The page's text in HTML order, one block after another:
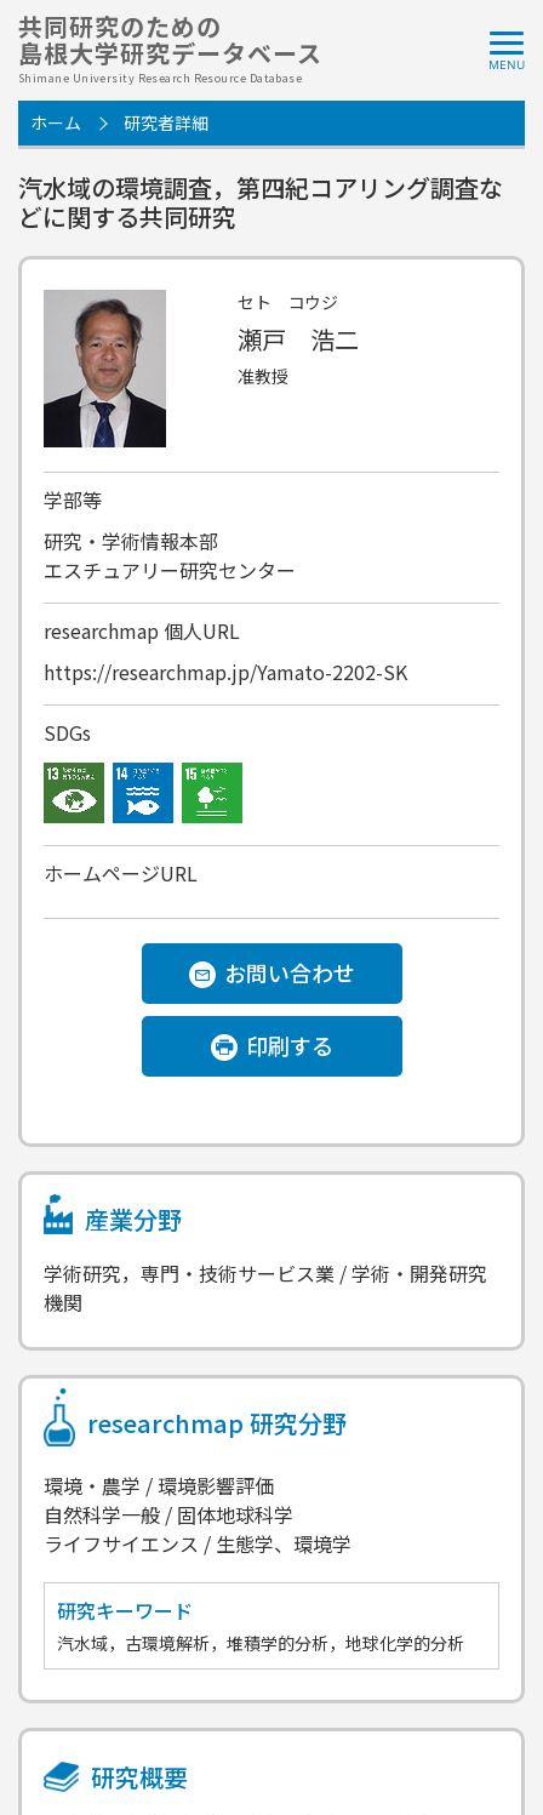
共同研究のための
島根大学研究データベース
Shimane University Research Resource Database
ホーム 研究者詳細
汽水域の環境調査，第四紀コアリング調査な
どに関する共同研究
セト コウジ
瀬戸 浩二
准教授
学部等
研究・学術情報本部
エスチュアリー研究センター
researchmap 個人URL
https://researchmap.jp/Yamato-2202-SK
SDGs
ホームページURL
お問い合わせ
印刷する
産業分野
学術研究，専門・技術サービス業 / 学術・開発研究
機関
researchmap 研究分野
環境・農学 / 環境影響評価
自然科学一般 / 固体地球科学
ライフサイエンス / 生態学、環境学
研究キーワード
汽水域，古環境解析，堆積学的分析，地球化学的分析
研究概要